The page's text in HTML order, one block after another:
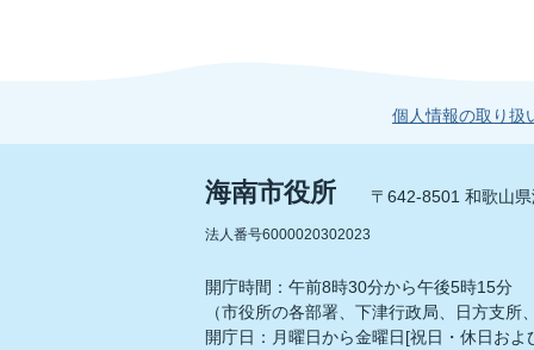
個人情報の取り扱
海南市役所
法人番号6000020302023
〒642-8501 和歌山
開庁時間：午前8時30分から午後5時15分
（市役所の各部署、下津行政局、日方支所
開庁日：月曜日から金曜日[祝日・休日お